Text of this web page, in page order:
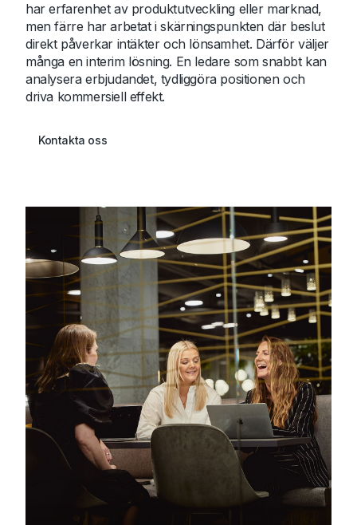
har erfarenhet av produktutveckling eller marknad,
men färre har arbetat i skärningspunkten där beslut
direkt påverkar intäkter och lönsamhet. Därför väljer
många en interim lösning. En ledare som snabbt kan
analysera erbjudandet, tydliggöra positionen och
driva kommersiell effekt.
Kontakta oss